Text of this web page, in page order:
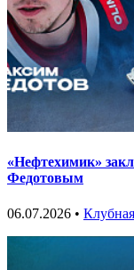
«Нефтехимик»
Федотовым
06.07.2026 •